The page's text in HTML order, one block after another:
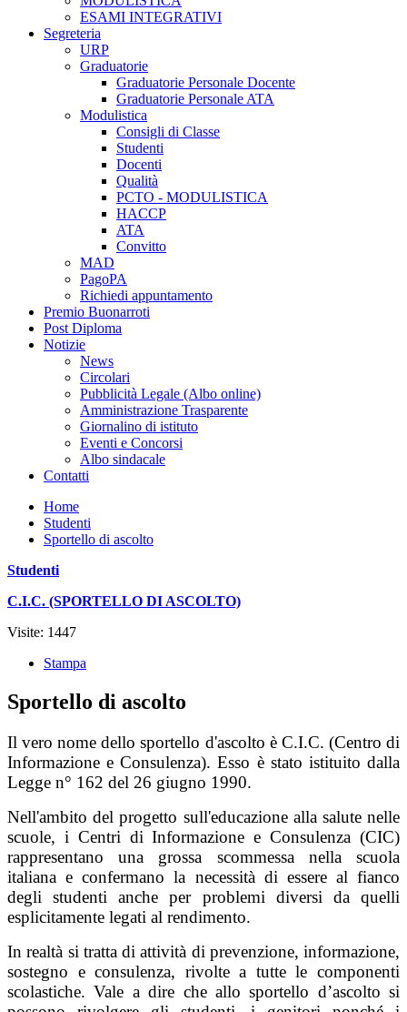
ESAMI INTEGRATIVI
Segreteria
URP
Graduatorie
Graduatorie Personale Docente
Graduatorie Personale ATA
Modulistica
Consigli di Classe
Studenti
Docenti
Qualità
PCTO - MODULISTICA
HACCP
ATA
Convitto
MAD
PagoPA
Richiedi appuntamento
Premio Buonarroti
Post Diploma
Notizie
News
Circolari
Pubblicità Legale (Albo online)
Amministrazione Trasparente
Giornalino di istituto
Eventi e Concorsi
Albo sindacale
Contatti
Home
Studenti
Sportello di ascolto
Studenti
C.I.C. (SPORTELLO DI ASCOLTO)
Visite: 1447
Stampa
Sportello di ascolto
Il vero nome dello sportello d'ascolto è C.I.C. (Centro di
Informazione e Consulenza). Esso è stato istituito dalla
Legge n° 162 del 26 giugno 1990.
Nell'ambito del progetto sull'educazione alla salute nelle
scuole, i Centri di Informazione e Consulenza (CIC)
rappresentano una grossa scommessa nella scuola
italiana e confermano la necessità di essere al fianco
degli studenti anche per problemi diversi da quelli
esplicitamente legati al rendimento.
In realtà si tratta di attività di prevenzione, informazione,
sostegno e consulenza, rivolte a tutte le componenti
scolastiche. Vale a dire che allo sportello d’ascolto si